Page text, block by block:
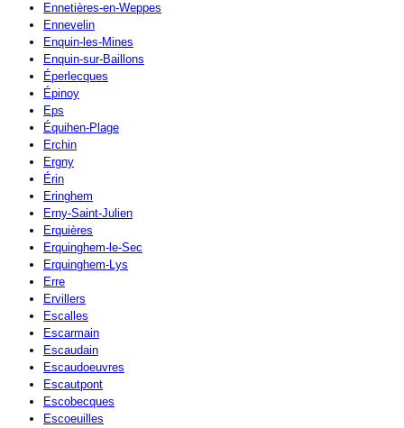
Ennetières-en-Weppes
Ennevelin
Enquin-les-Mines
Enquin-sur-Baillons
Éperlecques
Épinoy
Eps
Équihen-Plage
Erchin
Ergny
Érin
Eringhem
Erny-Saint-Julien
Erquières
Erquinghem-le-Sec
Erquinghem-Lys
Erre
Ervillers
Escalles
Escarmain
Escaudain
Escaudoeuvres
Escautpont
Escobecques
Escoeuilles